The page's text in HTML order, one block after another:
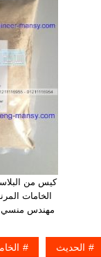
كيس من
الخامات
مهندس منسي
الحديث